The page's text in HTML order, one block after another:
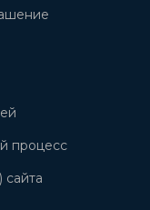
процесс
сайта